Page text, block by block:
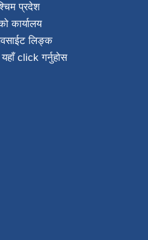
प्रदेश
कार्यालय
लिङ्क
यहाँ click गर्नुहोस